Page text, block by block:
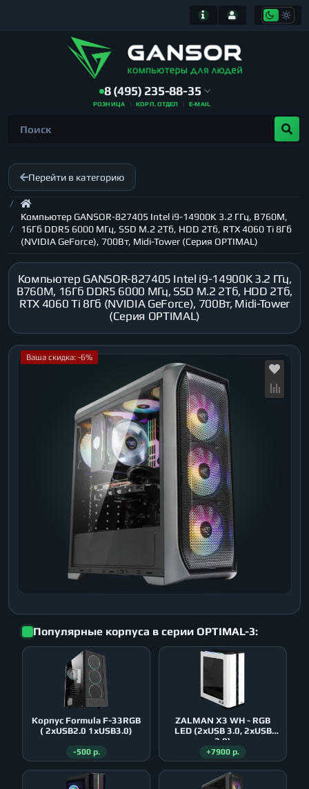
8 (495) 235-88-35
РОЗНИЦА КОРП. ОТДЕЛ E-MAIL
Перейти в категорию
Компьютер GANSOR-827405 Intel i9-14900K 3.2 ГГц, B760M,
16Гб DDR5 6000 МГц, SSD M.2 2Тб, HDD 2Тб, RTX 4060 Ti 8Гб
(NVIDIA GeForce), 700Вт, Midi-Tower (Серия OPTIMAL)
Компьютер GANSOR-827405 Intel i9-14900K 3.2 ГГц,
B760M, 16Гб DDR5 6000 МГц, SSD M.2 2Тб, HDD 2Тб,
RTX 4060 Ti 8Гб (NVIDIA GeForce), 700Вт, Midi-Tower
(Серия OPTIMAL)
Ваша скидка: -6%
Популярные корпуса в серии OPTIMAL-3:
Корпус Formula F-33RGB
( 2xUSB2.0 1xUSB3.0)
-500 р.
ZALMAN X3 WH - RGB
LED (2xUSB 3.0, 2xUSB
2.0)
+7900 р.